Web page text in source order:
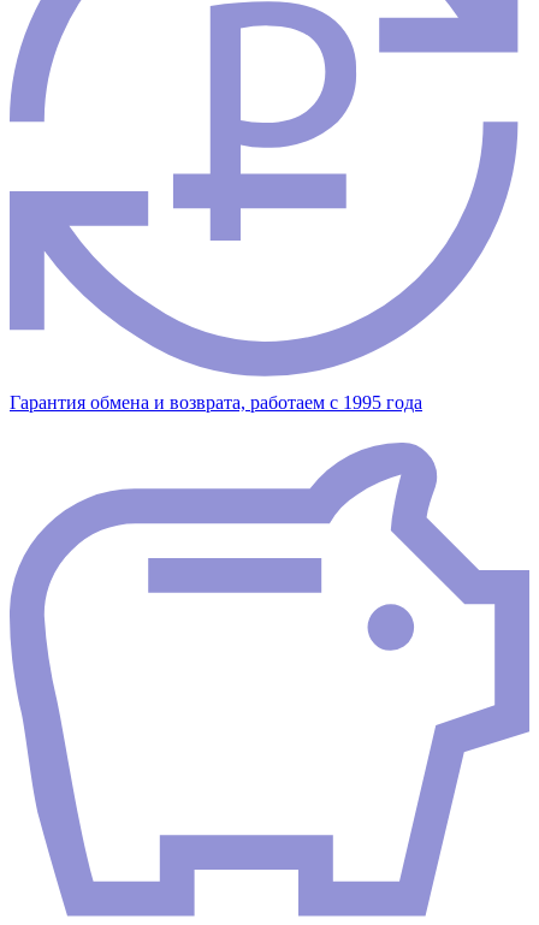
Гарантия обмена и возврата, работаем с 1995 года